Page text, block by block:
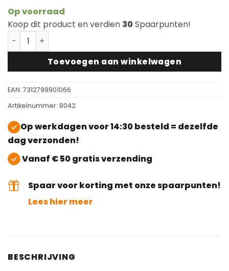
Op voorraad
Koop dit product en verdien 30Spaarpunten!
Bona Retarder aantal
Toevoegen aan winkelwagen
EAN: 7312799901066
Artikelnummer: 8042
Op werkdagen voor 14:30 besteld = dezelfde
dag verzonden!
Vanaf € 50 gratis verzending
Spaar voor korting met onze spaarpunten!
Lees hier meer
BESCHRIJVING